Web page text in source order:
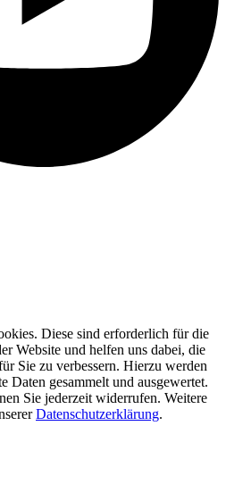
Diese sind erforderlich für die
Website und helfen uns dabei, die
Sie zu verbessern. Hierzu werden
Daten gesammelt und ausgewertet.
Sie jederzeit widerrufen. Weitere
Datenschutzerklärung.